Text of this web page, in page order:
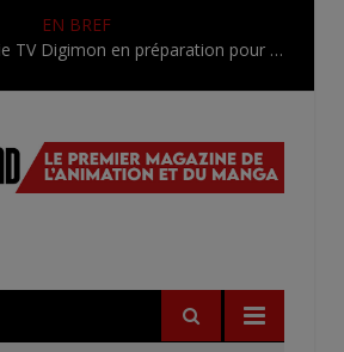
EN BREF
Une nouvelle série TV Digimon en préparation pour 2027